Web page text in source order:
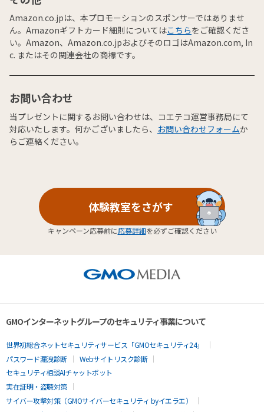
Amazon.co.jpは、本プロモーションのスポンサーではありませ
ん。Amazonギフトカード細則についてはこちらをご確認くださ
い。Amazon、Amazon.co.jpおよびそのロゴはAmazon.com, In
c. またはその関連会社の商標です。
お問い合わせ
当プレゼントに関するお問い合わせは、コエテコ運営事務局にて
対応いたします。何かございましたら、 お問い合わせフォームか
らご連絡ください。
体験教室をさがす
キャンペーン応募前に応募詳細を必ずご確認ください
GMOインターネットグループのセキュリティ事業について
世界初総合ネットセキュリティサービス「GMOセキュリティ24」
パスワード漏洩診断
Webサイトリスク診断
セキュリティ相談AIチャットボット
実在証明・盗聴対策
サイバー攻撃対策（GMOサイバーセキュリティ byイエラエ）